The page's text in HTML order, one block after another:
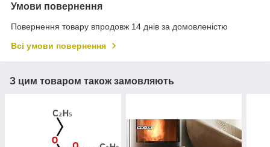
Умови повернення
Повернення товару впродовж 14 днів за домовленістю
Всі умови повернення
З цим товаром також замовляють